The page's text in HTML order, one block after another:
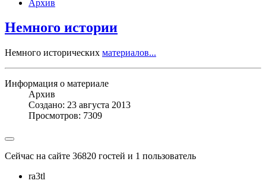
Архив
Немного истории
Немного исторических материалов...
Информация о материале
Архив
Создано: 23 августа 2013
Просмотров: 7309
Сейчас на сайте 36820 гостей и 1 пользователь
ra3tl